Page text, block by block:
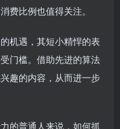
费比例也值得关注。
机遇，其短小精悍的表
门槛。借助先进的算法
趣的内容，从而进一步
的普通人来说，如何抓